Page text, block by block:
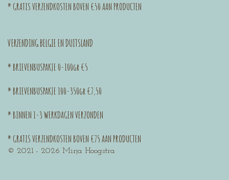
* GRATIS VERZENDKOSTEN BOVEN €50 AAN PRODUCTEN
VERZENDINGBELGIE EN DUITSLAND
* BRIEVENBUSPAKJE 0-100gr €5
* BRIEVENBUSPAKJE 100-350gr €7,50
* BINNEN 1-3 WERKDAGEN VERZONDEN
* GRATIS VERZENDKOSTEN BOVEN €75 AAN PRODUCTEN
© 2021 - 2026 Mirja Hoogstra